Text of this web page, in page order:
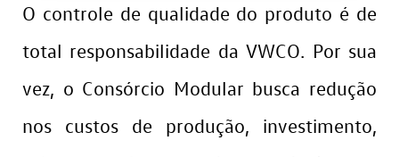
O controle de qualidade do produto é de
total responsabilidade da VWCO. Por sua
vez, o Consórcio Modular busca redução
nos custos de produção, investimento,